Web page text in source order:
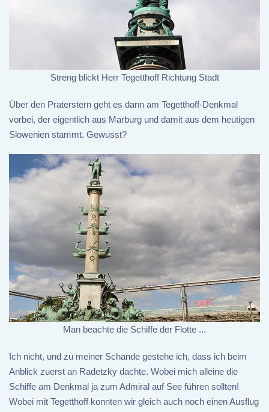
Streng blickt Herr Tegetthoff Richtung Stadt
Über den Praterstern geht es dann am Tegetthoff-Denkmal
vorbei, der eigentlich aus Marburg und damit aus dem heutigen
Slowenien stammt. Gewusst?
Man beachte die Schiffe der Flotte ...
Ich nicht, und zu meiner Schande gestehe ich, dass ich beim
Anblick zuerst an Radetzky dachte. Wobei mich alleine die
Schiffe am Denkmal ja zum Admiral auf See führen sollten!
Wobei mit Tegetthoff konnten wir gleich auch noch einen Ausflug